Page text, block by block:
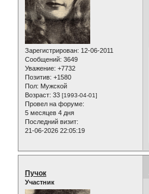
Зарегистрирован: 12-06-2011
Сообщений: 3649
Уважение: +7732
Позитив: +1580
Пол: Мужской
Возраст: 33 [1993-04-01]
Провел на форуме:
5 месяцев 4 дня
Последний визит:
21-06-2026 22:05:19
Пучок
Участник